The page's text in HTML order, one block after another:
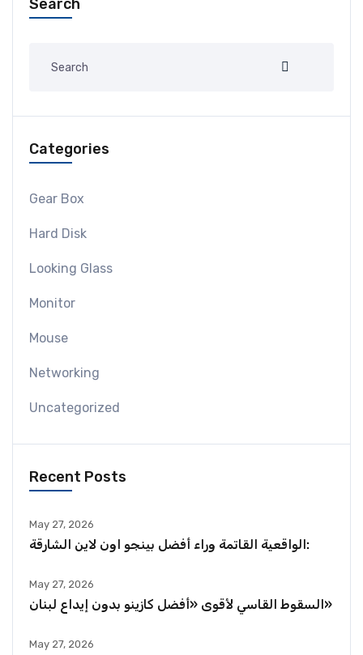
Search
Categories
Gear Box
Hard Disk
Looking Glass
Monitor
Mouse
Networking
Uncategorized
Recent Posts
May 27, 2026
الواقعية القاتمة وراء أفضل بينجو اون لاين الشارقة:
May 27, 2026
السقوط القاسي لأقوى «أفضل كازينو بدون إيداع لبنان»
May 27, 2026